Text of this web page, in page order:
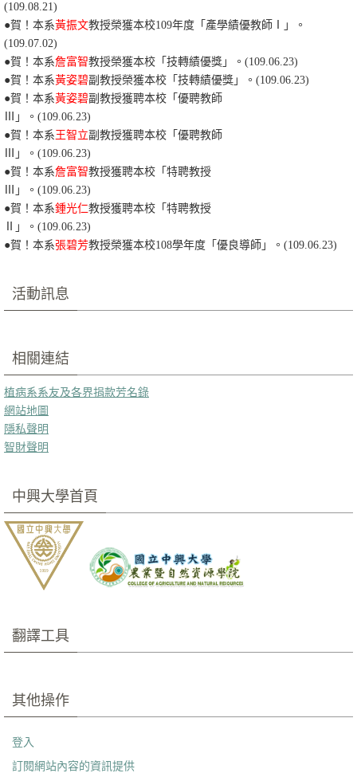
(109.08.21)
●賀！本系黃振文教授榮獲本校109年度「產學績優教師Ⅰ」。
(109.07.02)
●賀！本系詹富智教授榮獲本校「技轉績優獎 」。(109.06.23)
●賀！本系黃姿碧副教授榮獲本校「技轉績優獎 」。(109.06.23)
●賀！本系黃姿碧副教授獲聘本校「優聘教師
」。(109.06.23)
●賀！本系 王智立副教授獲聘本校「優聘教師
」。(109.06.23)
●賀！本系詹富智教授獲聘本校「特聘教授
」。(109.06.23)
●賀！本系鍾光仁教授獲聘本校「特聘教授
」。(109.06.23)
●賀！本系張碧芳教授榮獲本校108學年度「優良導師」。(109.06.23)
活動訊息
相關連結
植病系系友及各界捐款芳名錄
網站地圖
隱私聲明
智財聲明
中興大學首頁
翻譯工具
其他操作
登入
訂閱網站內容的資訊提供